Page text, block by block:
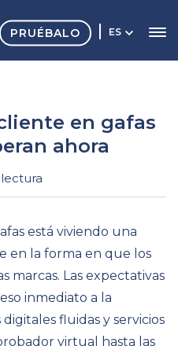
ES
PRUÉBALO
en gafas
ahora
está viviendo una
en la forma en que los
marcas. Las expectativas
inmediato a la
fluidas y servicios
virtual hasta las